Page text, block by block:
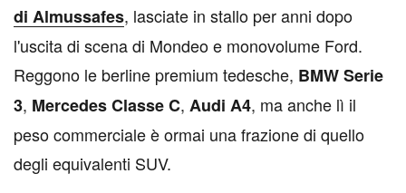
di Almussafes, lasciate in stallo per anni dopo
l'uscita di scena di Mondeo e monovolume Ford.
Reggono le berline premium tedesche, BMW Serie
3, Mercedes Classe C, Audi A4, ma anche lì il
peso commerciale è ormai una frazione di quello
degli equivalenti SUV.